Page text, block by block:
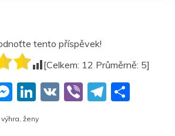
tento příspěvek!
[Celkem: 12 Průměrně: 5]
M
ss
Li
k
V
Vi T
výhra, ženy